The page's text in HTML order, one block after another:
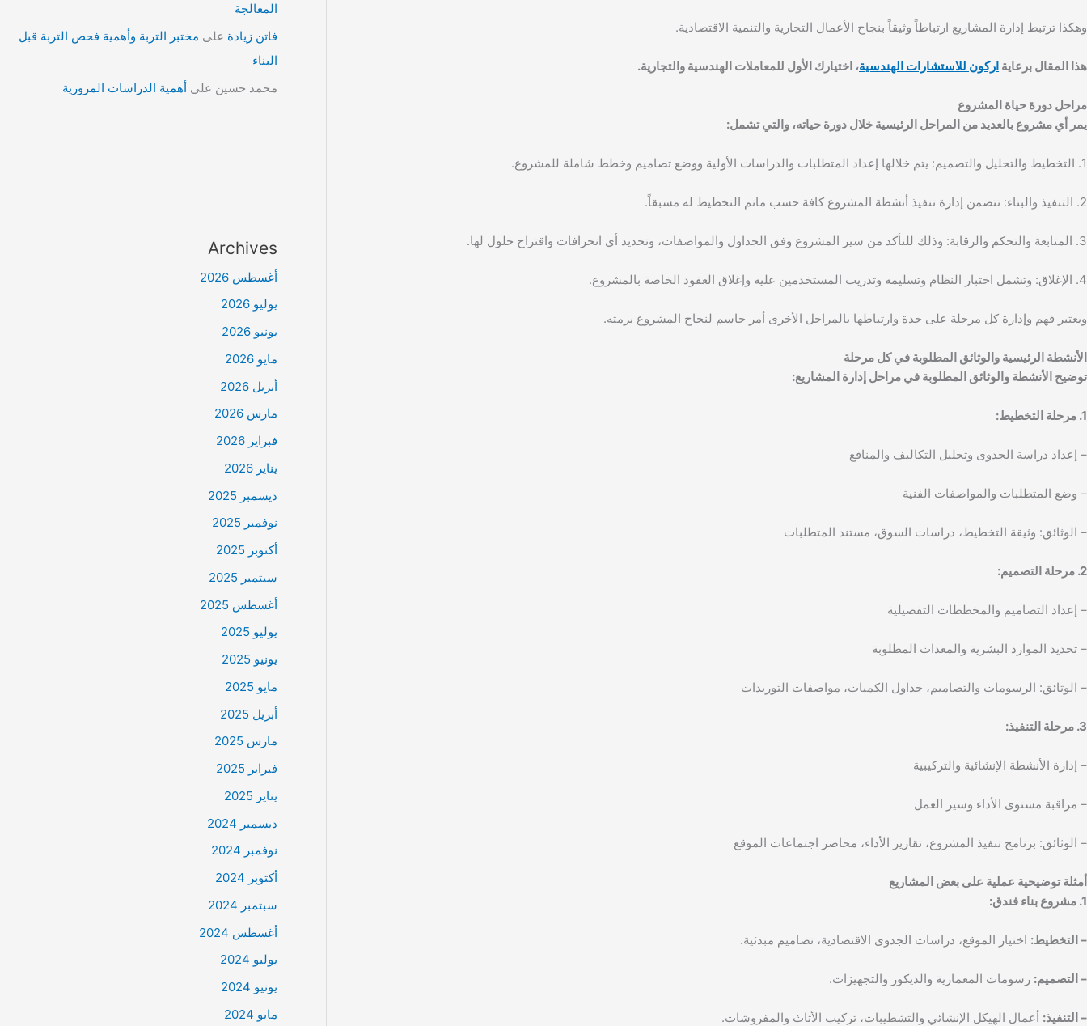
وهكذا ترتبط إدارة المشاريع ارتباطاً وثيقاً بنجاح الأعمال التجارية والتنمية الاقتصادية.
هذا المقال برعاية اركون للاستشارات الهندسية، اختيارك الأول للمعاملات الهندسية والتجارية.
مراحل دورة حياة المشروع
يمر أي مشروع بالعديد من المراحل الرئيسية خلال دورة حياته، والتي تشمل:
1. التخطيط والتحليل والتصميم: يتم خلالها إعداد المتطلبات والدراسات الأولية ووضع تصاميم وخطط شاملة للمشروع.
2. التنفيذ والبناء: تتضمن إدارة تنفيذ أنشطة المشروع كافة حسب ماتم التخطيط له مسبقاً.
3. المتابعة والتحكم والرقابة: وذلك للتأكد من سير المشروع وفق الجداول والمواصفات، وتحديد أي انحرافات واقتراح حلول لها.
4. الإغلاق: وتشمل اختبار النظام وتسليمه وتدريب المستخدمين عليه وإغلاق العقود الخاصة بالمشروع.
ويعتبر فهم وإدارة كل مرحلة على حدة وارتباطها بالمراحل الأخرى أمر حاسم لنجاح المشروع برمته.
الأنشطة الرئيسية والوثائق المطلوبة في كل مرحلة
توضيح الأنشطة والوثائق المطلوبة في مراحل إدارة المشاريع:
1. مرحلة التخطيط:
– إعداد دراسة الجدوى وتحليل التكاليف والمنافع
– وضع المتطلبات والمواصفات الفنية
– الوثائق: وثيقة التخطيط، دراسات السوق، مستند المتطلبات
2. مرحلة التصميم:
– إعداد التصاميم والمخططات التفصيلية
– تحديد الموارد البشرية والمعدات المطلوبة
– الوثائق: الرسومات والتصاميم، جداول الكميات، مواصفات التوريدات
3. مرحلة التنفيذ:
– إدارة الأنشطة الإنشائية والتركيبية
– مراقبة مستوى الأداء وسير العمل
– الوثائق: برنامج تنفيذ المشروع، تقارير الأداء، محاضر اجتماعات الموقع
أمثلة توضيحية عملية على بعض المشاريع
1. مشروع بناء فندق:
– التخطيط: اختيار الموقع، دراسات الجدوى الاقتصادية، تصاميم مبدئية.
– التصميم: رسومات المعمارية والديكور والتجهيزات.
– التنفيذ: أعمال الهيكل الإنشائي والتشطيبات، تركيب الأثاث والمفروشات.
المعالجة
فاتن زيادة على مختبر التربة وأهمية فحص التربة قبل
البناء
محمد حسين على أهمية الدراسات المرورية
Archives
أغسطس 2026
يوليو 2026
يونيو 2026
مايو 2026
أبريل 2026
مارس 2026
فبراير 2026
يناير 2026
ديسمبر 2025
نوفمبر 2025
أكتوبر 2025
سبتمبر 2025
أغسطس 2025
يوليو 2025
يونيو 2025
مايو 2025
أبريل 2025
مارس 2025
فبراير 2025
يناير 2025
ديسمبر 2024
نوفمبر 2024
أكتوبر 2024
سبتمبر 2024
أغسطس 2024
يوليو 2024
يونيو 2024
مايو 2024